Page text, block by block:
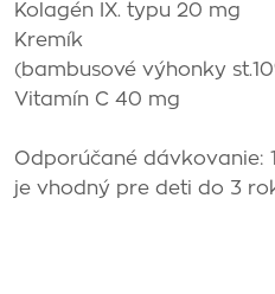
Kolagén IX. typu 20 mg
Kremík
(bambusové výhonky
Vitamín C 40 mg
Odporúčané dávkovanie:
je vhodný pre deti do 3